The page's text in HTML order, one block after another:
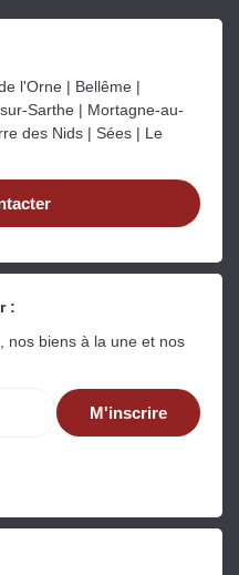
l'Orne | Bellême |
Sarthe | Mortagne-au-
des Nids | Sées | Le
:
nos biens à la une et nos
M'inscrire